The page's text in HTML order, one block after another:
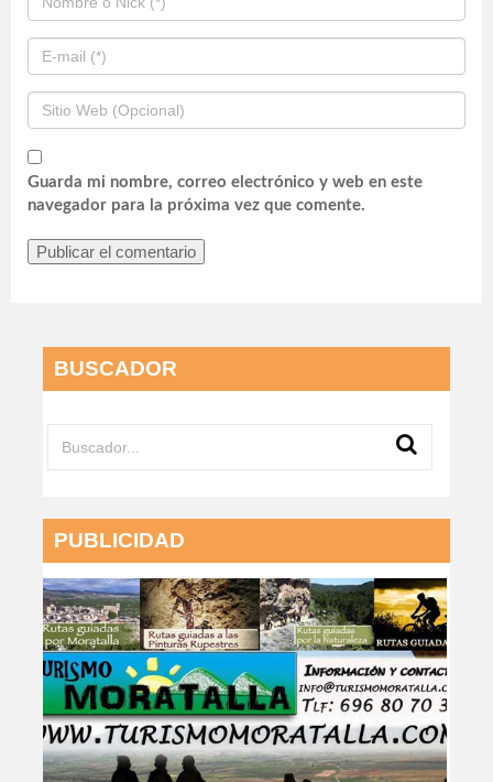
Guarda mi nombre, correo electrónico y web en este
navegador para la próxima vez que comente.
BUSCADOR
PUBLICIDAD